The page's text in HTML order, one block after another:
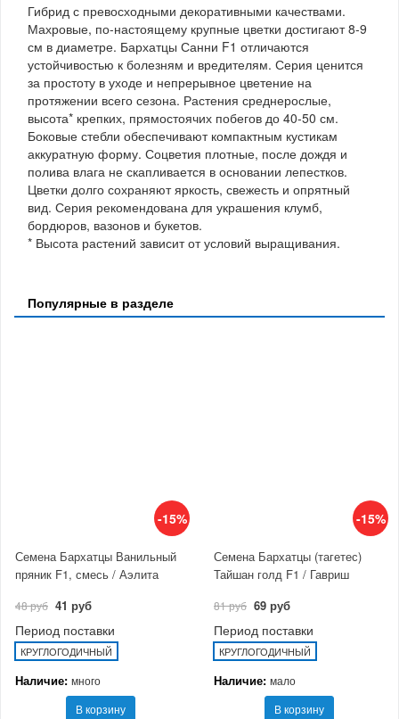
Гибрид с превосходными декоративными качествами.
Махровые, по-настоящему крупные цветки достигают 8-9
см в диаметре. Бархатцы Санни F1 отличаются
устойчивостью к болезням и вредителям. Серия ценится
за простоту в уходе и непрерывное цветение на
протяжении всего сезона. Растения среднерослые,
высота* крепких, прямостоячих побегов до 40-50 см.
Боковые стебли обеспечивают компактным кустикам
аккуратную форму. Соцветия плотные, после дождя и
полива влага не скапливается в основании лепестков.
Цветки долго сохраняют яркость, свежесть и опрятный
вид. Серия рекомендована для украшения клумб,
бордюров, вазонов и букетов.
* Высота растений зависит от условий выращивания.
Популярные в разделе
-15%
Семена Бархатцы Ванильный
пряник F1, смесь / Аэлита
48 руб 41 руб
Период поставки
КРУГЛОГОДИЧНЫЙ
Наличие: много
В корзину
-15%
Семена Бархатцы (тагетес)
Тайшан голд F1 / Гавриш
81 руб 69 руб
Период поставки
КРУГЛОГОДИЧНЫЙ
Наличие: мало
В корзину